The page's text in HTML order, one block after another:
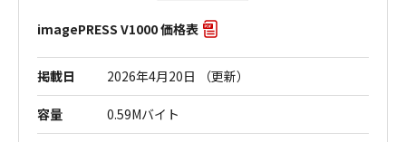
imagePRESS V1000 価格表
掲載日 2026年4月20日 （更新）
容量 0.59Mバイト